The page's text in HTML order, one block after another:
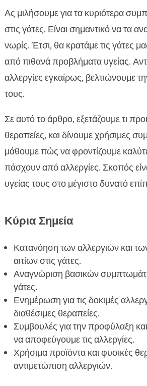
 Τι είναι οι αλλεργίες στις γάτες
 Συμπτώματα αλλεργιών σε
 Κοινές αιτίες αλλεργιών στις
 Δοκιμή αλλεργίας σε γάτες:
 Θεραπεία αλλεργιών σε γάτες

 Χρήσιμα προϊόντα για
 Αλλαγές στη διατροφή για
 Συμβουλές για καλύτερη
σας
 Βότανα και φυσικές θεραπείες
Αντιμετώπιση αλλεργιών σε
ειδικών
Άμεσες ενέργειες για τον
 Ο ρόλος της υγιούς
αλλεργιών
 Συμπέρασμα
 FAQ
Ας μιλήσουμε για τα κυριότερα
στις γάτες. Είναι σημαντικό να τα
νωρίς. Έτσι, θα κρατάμε τις γάτες
από πιθανά προβλήματα υγείας.
αλλεργίες εγκαίρως, βελτιώνουμε
τους.
Σε αυτό το άρθρο, εξετάζουμε τι
θεραπείες, και δίνουμε χρήσιμες
μάθουμε πώς να φροντίζουμε
πάσχουν από αλλεργίες. Σκοπός
υγείας τους στο μέγιστο δυνατό
Κύρια Σημεία
Κατανόηση των αλλεργιών και
αιτίων στις γάτες.
Αναγνώριση βασικών
γάτες.
Ενημέρωση για τις δοκιμές
διαθέσιμες θεραπείες.
Συμβουλές για την προφύλαξη
να αποφεύγουμε τις αλλεργίες.
Χρήσιμα προϊόντα και φυσικές
αντιμετώπιση αλλεργιών.